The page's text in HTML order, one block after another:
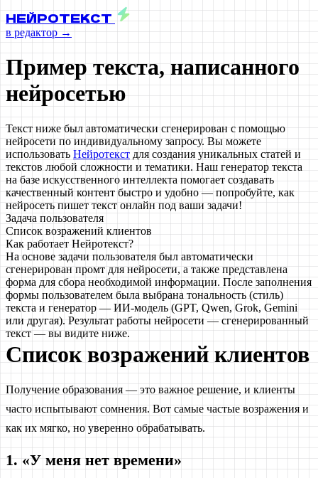
НЕЙРОТЕКСТ
в редактор →
Пример текста, написанного
нейросетью
Текст ниже был автоматически сгенерирован с помощью
нейросети по индивидуальному запросу. Вы можете
использовать Нейротекст для создания уникальных статей и
текстов любой сложности и тематики. Наш генератор текста
на базе искусственного интеллекта помогает создавать
качественный контент быстро и удобно — попробуйте, как
нейросеть пишет текст онлайн под ваши задачи!
Задача пользователя
Список возражений клиентов
Как работает Нейротекст?
На основе задачи пользователя был автоматически
сгенерирован промт для нейросети, а также представлена
форма для сбора необходимой информации. После заполнения
формы пользователем была выбрана тональность (стиль)
текста и генератор — ИИ-модель (GPT, Qwen, Grok, Gemini
или другая). Результат работы нейросети — сгенерированный
текст — вы видите ниже.
Список возражений клиентов
Получение образования — это важное решение, и клиенты
часто испытывают сомнения. Вот самые частые возражения и
как их мягко, но уверенно обрабатывать.
1. «У меня нет времени»